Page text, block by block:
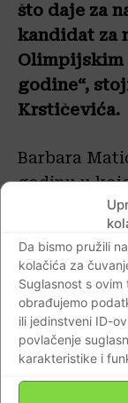
Da bismo pružili
kolačića za
Suglasnost s
obrađujemo
ili jedinstveni ID-
povlačenje
karakteristike i
što daje za
kandidat za
Olimpijskim
godine“,
Krstičevića.
Barbara
godinu u
medalju na
Varšavi (u
Europskom
Wuppertalu
tri Grand
je to najava
pravi
Olimpijskim